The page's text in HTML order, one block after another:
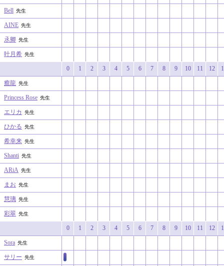
Bell 先生
AINE 先生
氶卿 先生
叶月希 先生
0 1 2 3 4 5 6 7 8 9 10 11 12
癒龍 先生
Princess Rose 先生
エリカ 先生
ひかる 先生
希幸来 先生
Shanti 先生
ARiA 先生
まお 先生
慧璃 先生
彩翠 先生
0 1 2 3 4 5 6 7 8 9 10 11 12
Sora 先生
サリー 先生